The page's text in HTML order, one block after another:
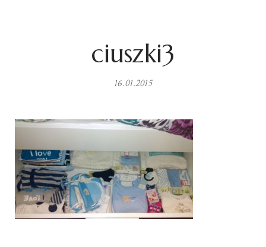
ciuszki3
16.01.2015